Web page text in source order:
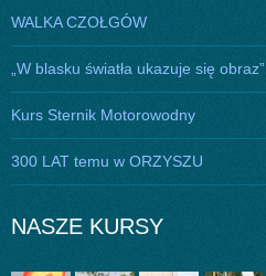
WALKA CZOŁGÓW
„W blasku światła ukazuje się obraz”
Kurs Sternik Motorowodny
300 LAT temu w ORZYSZU
NASZE KURSY